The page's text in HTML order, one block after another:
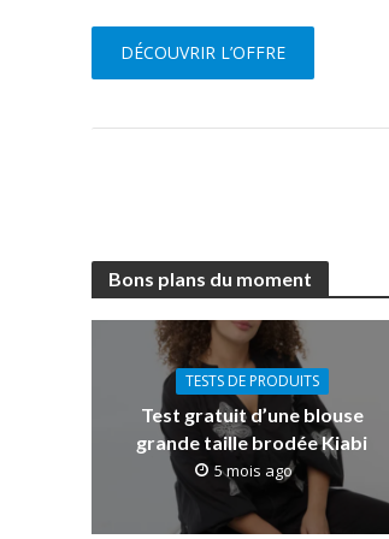
DÉCOUVRIR L’OFFRE
Bons plans du moment
TESTS DE PRODUITS
Test gratuit d’une blouse
grande taille brodée Kiabi
5 mois ago